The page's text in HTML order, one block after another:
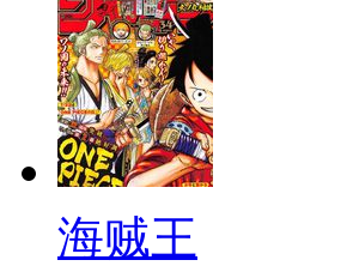
海贼王